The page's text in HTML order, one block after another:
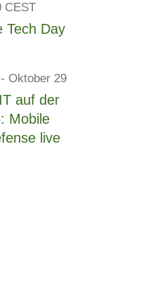
CEST
Tech Day
- Oktober 29
auf der
Mobile
live